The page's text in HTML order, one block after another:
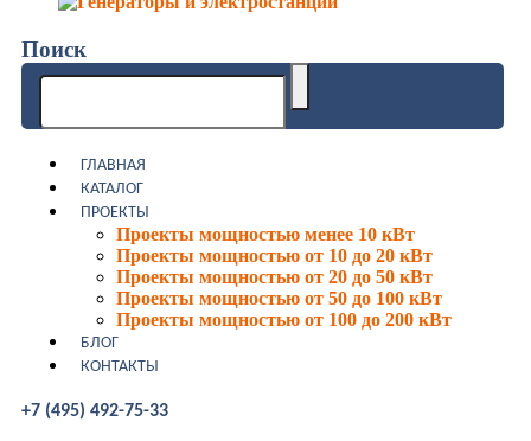
Поиск
ГЛАВНАЯ
КАТАЛОГ
ПРОЕКТЫ
Проекты мощностью менее 10 кВт
Проекты мощностью от 10 до 20 кВт
Проекты мощностью от 20 до 50 кВт
Проекты мощностью от 50 до 100 кВт
Проекты мощностью от 100 до 200 кВт
БЛОГ
КОНТАКТЫ
+7 (495) 492-75-33